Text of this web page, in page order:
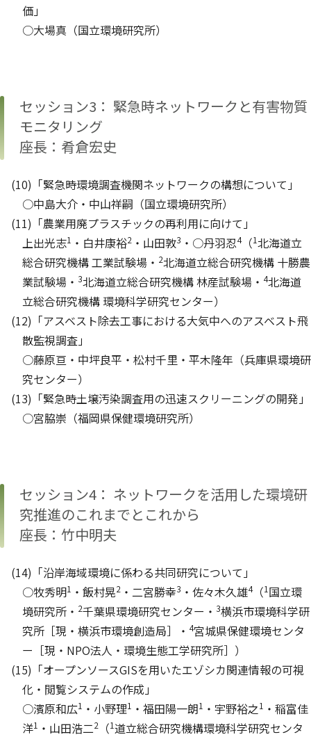
価」
○大場真（国立環境研究所）
セッション3： 緊急時ネットワークと有害物質
モニタリング
座長：肴倉宏史
(10)「緊急時環境調査機関ネットワークの構想について」
○中島大介・中山祥嗣（国立環境研究所）
(11)「農業用廃プラスチックの再利用に向けて」
上出光志1 ・白井康裕2 ・山田敦3 ・○丹羽忍4（1北海道立
総合研究機構 工業試験場・ 2北海道立総合研究機構 十勝農
業試験場・ 3北海道立総合研究機構 林産試験場・ 4北海道
立総合研究機構 環境科学研究センター）
(12)「アスベスト除去工事における大気中へのアスベスト飛
散監視調査」
○藤原亘・中坪良平・松村千里・平木隆年（兵庫県環境研
究センター）
(13)「緊急時土壌汚染調査用の迅速スクリーニングの開発」
○宮脇崇（福岡県保健環境研究所）
セッション4： ネットワークを活用した環境研
究推進のこれまでとこれから
座長：竹中明夫
(14)「沿岸海域環境に係わる共同研究について」
○牧秀明1 ・飯村晃2 ・二宮勝幸3 ・佐々木久雄4（1 国立環
境研究所・ 2千葉県環境研究センター・ 3横浜市環境科学研
究所［現・横浜市環境創造局］・ 4宮城県保健環境センタ
ー［現・NPO法人・環境生態工学研究所］）
(15)「オープンソースGISを用いたエゾシカ関連情報の可視
化・閲覧システムの作成」
○濱原和広1 ・小野理1 ・福田陽一朗1 ・宇野裕之1 ・稲富佳
洋1 ・山田浩二2 （1道立総合研究機構環境科学研究センタ